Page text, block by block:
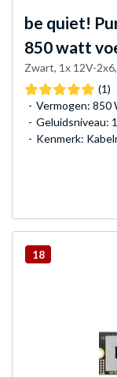
be quiet!
850 watt
Zwart, 1x 12V-
(1)
Vermogen: 850
Geluidsniveau:
Kenmerk:
18